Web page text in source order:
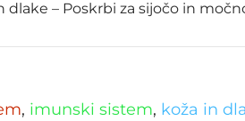
dlake – Poskrbi za sijočo in
, imunski sistem, koža in